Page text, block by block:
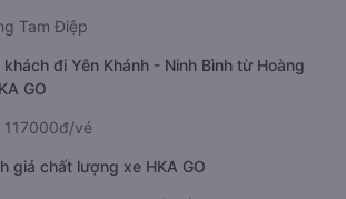
Tam Điệp
đi Yên Khánh - Ninh Bình từ Hoàng
GO
117000đ/vé
giá chất lượng xe HKA GO